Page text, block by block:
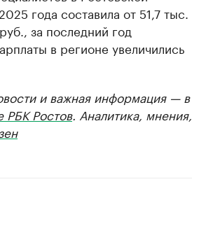
года составила от 51,7 тыс.
за последний год
в регионе увеличились
и важная информация — в
РБК Ростов. Аналитика, мнения,